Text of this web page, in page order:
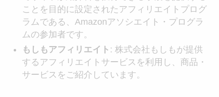
ことを目的に設定されたアフィリエイトプログ
ラムである、Amazonアソシエイト・プログラ
ムの参加者です。
もしもアフィリエイト : 株式会社もしもが提供
するアフィリエイトサービスを利用し、商品・
サービスをご紹介しています。